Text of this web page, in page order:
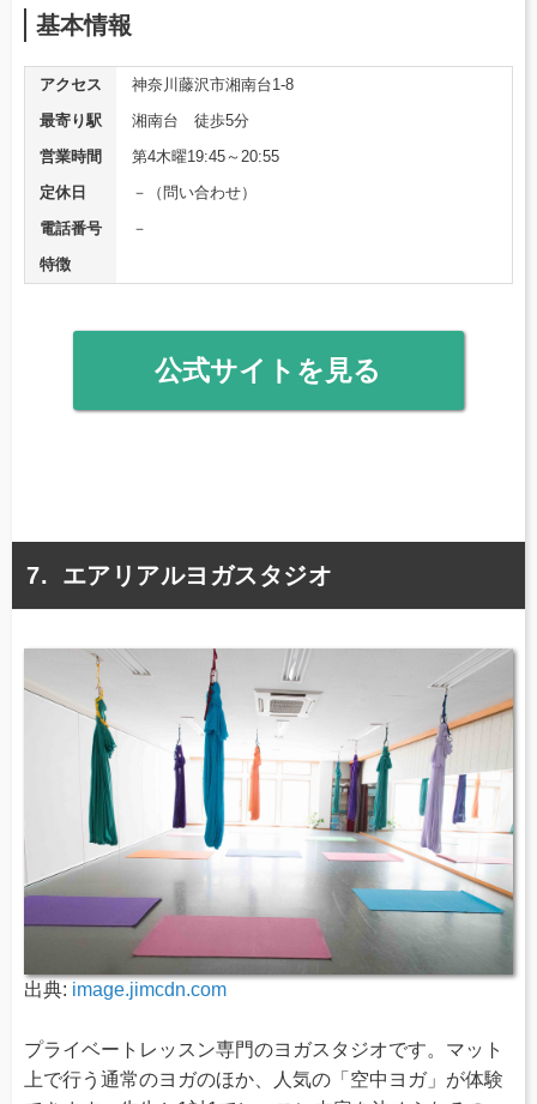
基本情報
アクセス
神奈川藤沢市湘南台1-8
最寄り駅
湘南台 徒歩5分
営業時間
第4木曜19:45～20:55
定休日
－（問い合わせ）
電話番号
－
特徴
公式サイトを見る
エアリアルヨガスタジオ
出典: image.jimcdn.com
プライベートレッスン専門のヨガスタジオです。マット
上で行う通常のヨガのほか、人気の「空中ヨガ」が体験